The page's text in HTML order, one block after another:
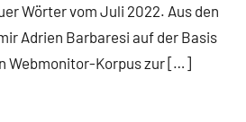
Wörter vom Juli 2022. Aus den
Adrien Barbaresi auf der Basis
Webmonitor-Korpus zur […]